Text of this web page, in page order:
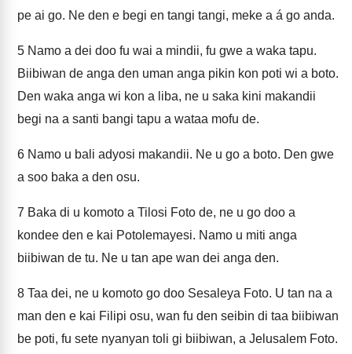
pe ai go. Ne den e begi en tangi tangi, meke a á go anda.
5 Namo a dei doo fu wai a mindii, fu gwe a waka tapu.
Biibiwan de anga den uman anga pikin kon poti wi a boto.
Den waka anga wi kon a liba, ne u saka kini makandii
begi na a santi bangi tapu a wataa mofu de.
6 Namo u bali adyosi makandii. Ne u go a boto. Den gwe
a soo baka a den osu.
7 Baka di u komoto a Tilosi Foto de, ne u go doo a
kondee den e kai Potolemayesi. Namo u miti anga
biibiwan de tu. Ne u tan ape wan dei anga den.
8 Taa dei, ne u komoto go doo Sesaleya Foto. U tan na a
man den e kai Filipi osu, wan fu den seibin di taa biibiwan
be poti, fu sete nyanyan toli gi biibiwan, a Jelusalem Foto.